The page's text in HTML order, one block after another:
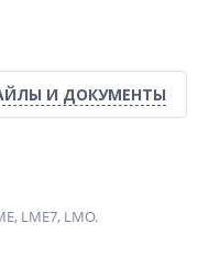
И ДОКУМЕНТЫ
LME7, LMO.